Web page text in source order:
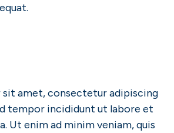
sit amet, consectetur adipiscing
tempor incididunt ut labore et
Ut enim ad minim veniam, quis